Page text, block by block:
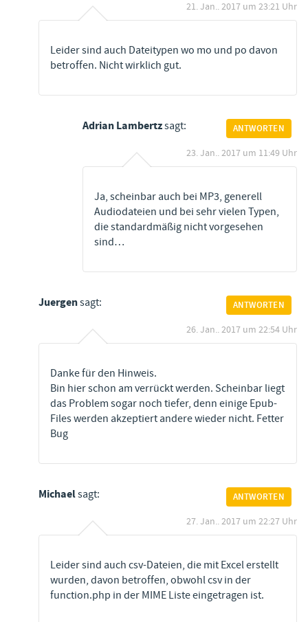
21. Jan.. 2017 um 23:21 Uhr
Leider sind auch Dateitypen wo mo und po davon
betroffen. Nicht wirklich gut.
Adrian Lambertzsagt:
23. Jan.. 2017 um 11:49 Uhr
Ja, scheinbar auch bei MP3, generell
Audiodateien und bei sehr vielen Typen,
die standardmäßig nicht vorgesehen
sind…
ANTWORTEN
Juergensagt:
26. Jan.. 2017 um 22:54 Uhr
Danke für den Hinweis.
Bin hier schon am verrückt werden. Scheinbar liegt
das Problem sogar noch tiefer, denn einige Epub-
Files werden akzeptiert andere wieder nicht. Fetter
Bug
ANTWORTEN
Michaelsagt:
27. Jan.. 2017 um 22:27 Uhr
Leider sind auch csv-Dateien, die mit Excel erstellt
wurden, davon betroffen, obwohl csv in der
function.php in der MIME Liste eingetragen ist.
ANTWORTEN